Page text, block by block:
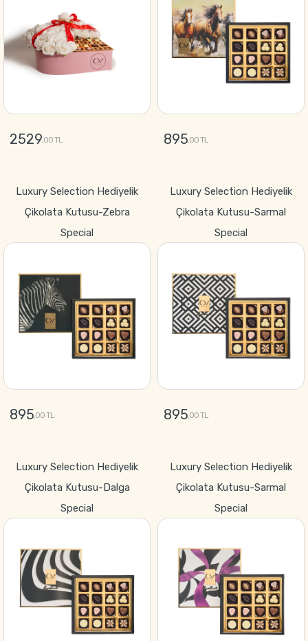
2529,00 TL 895,00 TL
Luxury Selection Hediyelik
Çikolata Kutusu-Zebra
Special
895,00 TL
Luxury Selection Hediyelik
Çikolata Kutusu-Sarmal
Special
895,00 TL
Luxury Selection Hediyelik
Çikolata Kutusu-Dalga
Special
Luxury Selection Hediyelik
Çikolata Kutusu-Sarmal
Special